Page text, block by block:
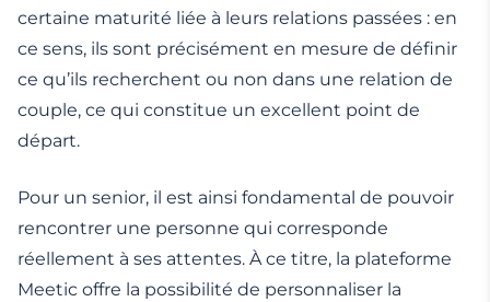
certaine maturité liée à leurs relations passées : en
ce sens, ils sont précisément en mesure de définir
ce qu’ils recherchent ou non dans une relation de
couple, ce qui constitue un excellent point de
départ.
Pour un senior, il est ainsi fondamental de pouvoir
rencontrer une personne qui corresponde
réellement à ses attentes. À ce titre, la plateforme
Meetic offre la possibilité de personnaliser la